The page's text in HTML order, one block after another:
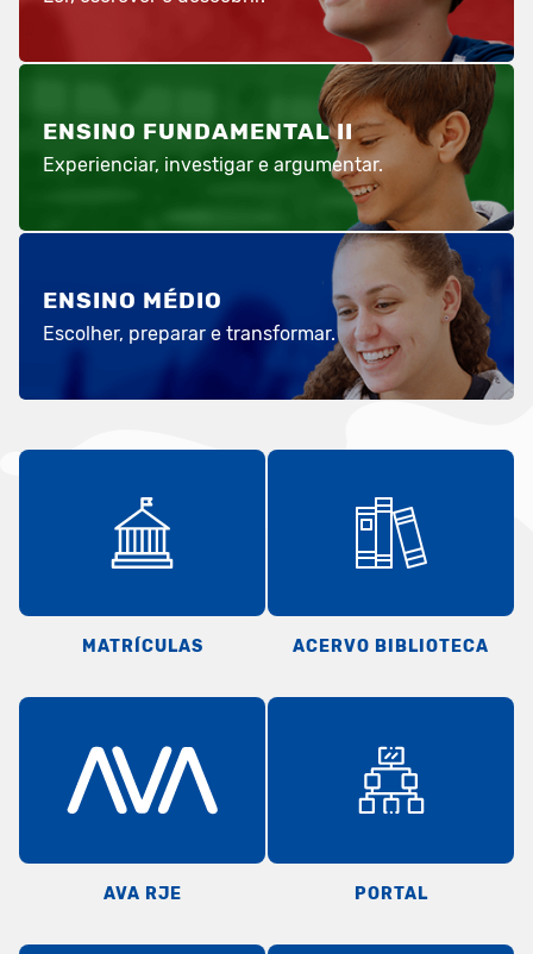
ENSINO FUNDAMENTAL II
Experienciar, investigar e argumentar.
ENSINO MÉDIO
Escolher, preparar e transformar.
MATRÍCULAS ACERVO BIBLIOTECA
AVA RJE PORTAL